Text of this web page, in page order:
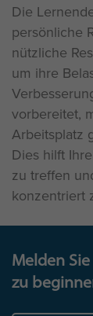
Die
persönliche
nützliche
um ihre
vorbereitet,
Arbeitsplatz
Dies hilft
zu treffen
konzentriert
Melden
zu